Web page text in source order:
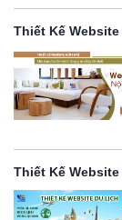
Thiết Kế
Thiết Kế